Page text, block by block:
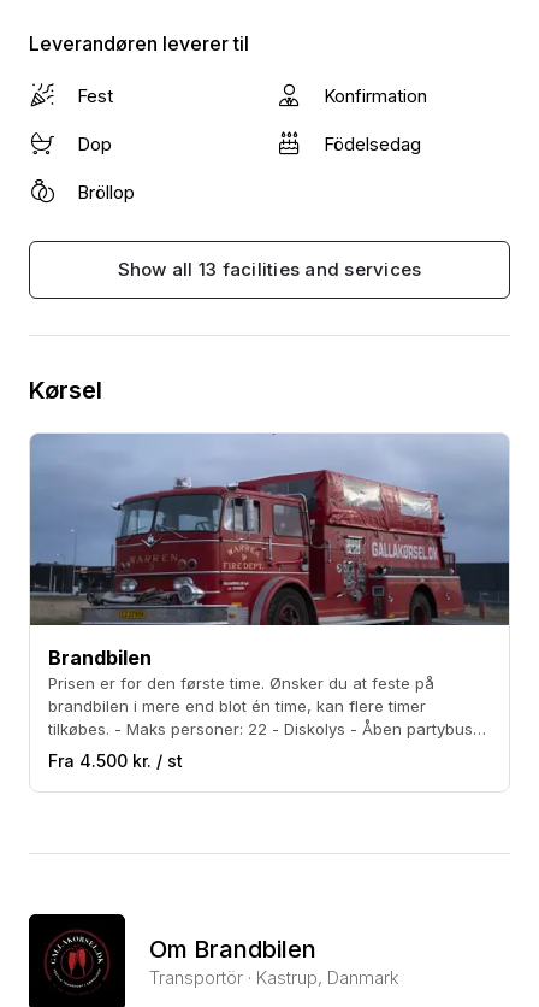
Leverandøren leverer til
Fest Konfirmation
Dop Födelsedag
Bröllop
Show all 13 facilities and services
Kørsel
Brandbilen
Prisen er for den første time. Ønsker du at feste på
brandbilen i mere end blot én time, kan flere timer
tilkøbes. - Maks personer: 22 - Diskolys - Åben partybus
med balkon - 7,4 liters V8'er. - Medbring eget alkohol -
Fra 4.500 kr. / st
Om Brandbilen
Transportör · Kastrup, Danmark